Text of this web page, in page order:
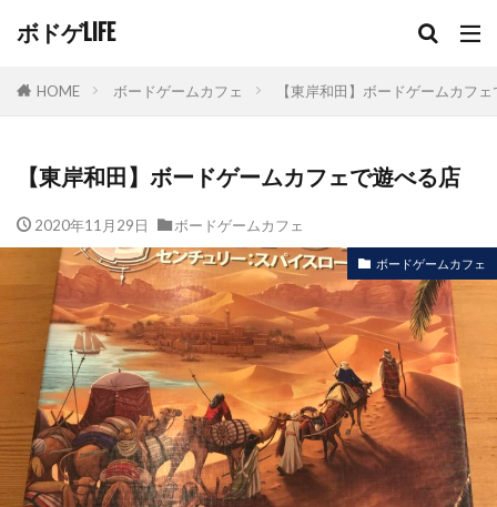
ボドゲLIFE
HOME ボードゲームカフェ 【東岸和田】ボードゲームカフ
【東岸和田】ボードゲームカフェで遊べる店
2020年11月29日 ボードゲームカフェ
ボードゲームカフェ